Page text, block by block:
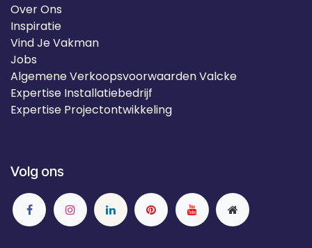
Over Ons
Inspiratie
Vind Je Vakman
Jobs
Algemene Verkoopsvoorwaarden Valcke
Expertise Installatiebedrijf
Expertise Projectontwikkeling
Volg ons